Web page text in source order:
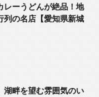
レーうどんが絶品！地
列の名店【愛知県新城
湖畔を望む雰囲気のい